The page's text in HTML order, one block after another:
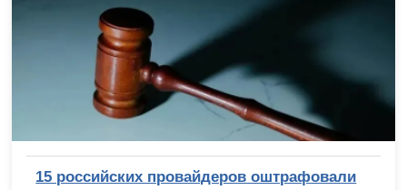
15 российских провайдеров оштрафовали